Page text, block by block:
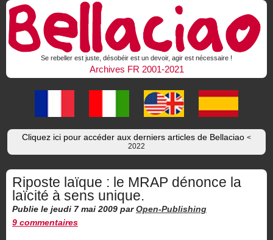
Se rebeller est juste, désobéir est un devoir, agir est nécessaire !
Archives FR 2001-2021
Cliquez ici pour accéder aux derniers articles de Bellaciao <
2022
Riposte laïque : le MRAP dénonce la
laïcité à sens unique.
Publie le jeudi 7 mai 2009 par Open-Publishing
9 commentaires